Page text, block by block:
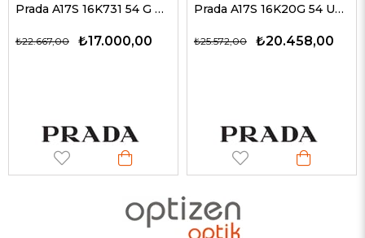
Prada A17S 16K731 54 G Erkek Güneş Gözlükleri
₺17.000,00
₺22.667,00
Prada A17S 16K20G 54 Unisex Güneş Gözlükleri
₺20.458,00
₺25.572,00